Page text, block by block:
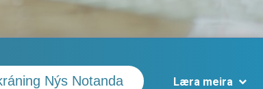
Nýs Notanda Læra meira